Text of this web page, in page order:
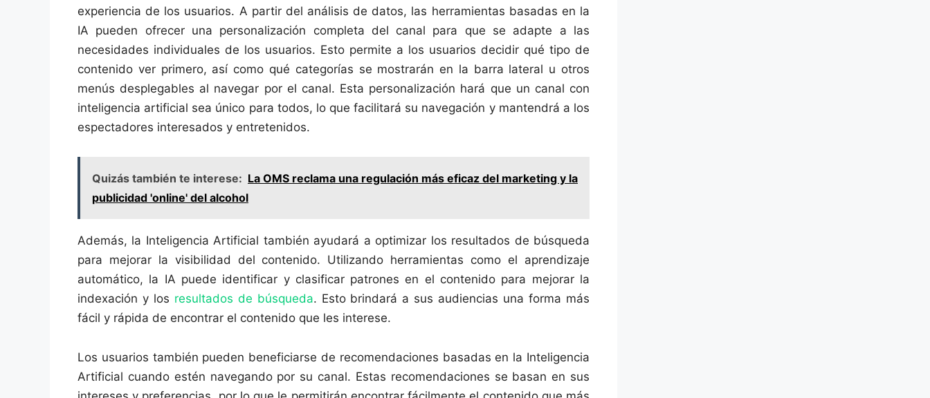
experiencia de los usuarios. A partir del análisis de datos, las herramientas basadas en la
IA pueden ofrecer una personalización completa del canal para que se adapte a las
necesidades individuales de los usuarios. Esto permite a los usuarios decidir qué tipo de
contenido ver primero, así como qué categorías se mostrarán en la barra lateral u otros
menús desplegables al navegar por el canal. Esta personalización hará que un canal con
inteligencia artificial sea único para todos, lo que facilitará su navegación y mantendrá a los
espectadores interesados ​​y entretenidos.
Quizás también te interese: La OMS reclama una regulación más eficaz del marketing y la
publicidad 'online' del alcohol
Además, la Inteligencia Artificial también ayudará a optimizar los resultados de búsqueda
para mejorar la visibilidad del contenido. Utilizando herramientas como el aprendizaje
automático, la IA puede identificar y clasificar patrones en el contenido para mejorar la
indexación y los resultados de búsqueda. Esto brindará a sus audiencias una forma más
fácil y rápida de encontrar el contenido que les interese.
Los usuarios también pueden beneficiarse de recomendaciones basadas en la Inteligencia
Artificial cuando estén navegando por su canal. Estas recomendaciones se basan en sus